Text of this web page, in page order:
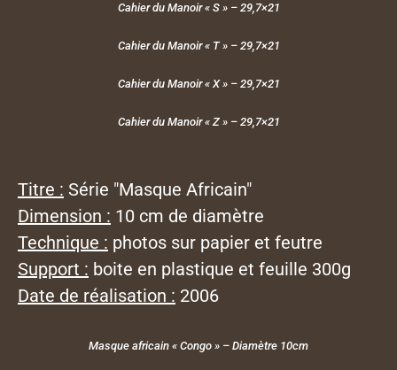
Cahier du Manoir « S » – 29,7×21
Cahier du Manoir « T » – 29,7×21
Cahier du Manoir « X » – 29,7×21
Cahier du Manoir « Z » – 29,7×21
Titre : Série "Masque Africain"
Dimension : 10 cm de diamètre
Technique : photos sur papier et feutre
Support : boite en plastique et feuille 300g
Date de réalisation : 2006
Masque africain « Congo » – Diamètre 10cm